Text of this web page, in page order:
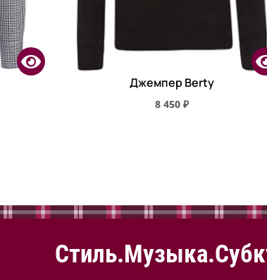
Джемпер Berty
8 450 ₽